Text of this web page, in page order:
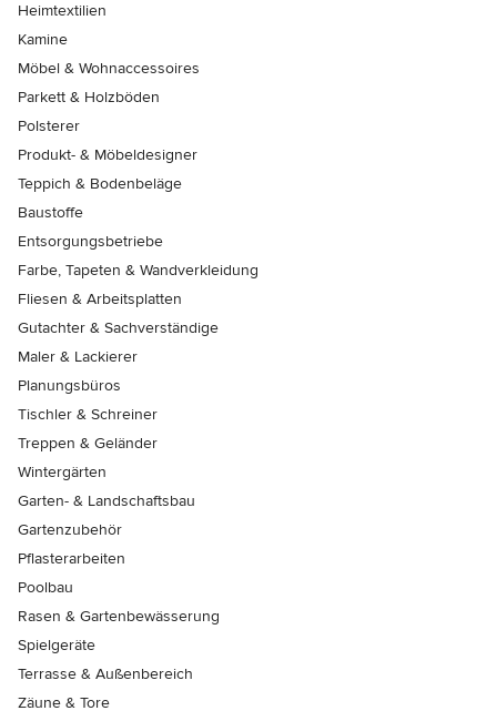
Heimtextilien
Kamine
Möbel & Wohnaccessoires
Parkett & Holzböden
Polsterer
Produkt- & Möbeldesigner
Teppich & Bodenbeläge
Baustoffe
Entsorgungsbetriebe
Farbe, Tapeten & Wandverkleidung
Fliesen & Arbeitsplatten
Gutachter & Sachverständige
Maler & Lackierer
Planungsbüros
Tischler & Schreiner
Treppen & Geländer
Wintergärten
Garten- & Landschaftsbau
Gartenzubehör
Pflasterarbeiten
Poolbau
Rasen & Gartenbewässerung
Spielgeräte
Terrasse & Außenbereich
Zäune & Tore